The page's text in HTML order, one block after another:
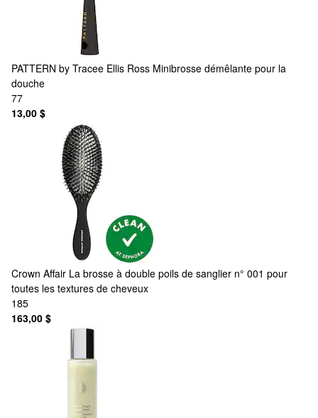
PATTERN by Tracee Ellis Ross Minibrosse démêlante pour la
douche
77
13,00 $
Crown Affair La brosse à double poils de sanglier n° 001 pour
toutes les textures de cheveux
185
163,00 $